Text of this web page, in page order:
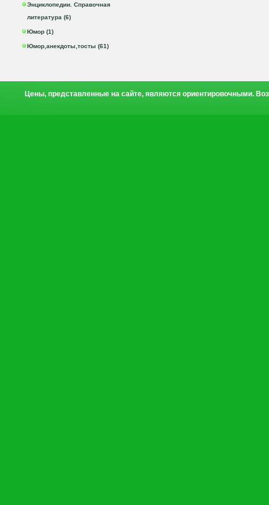
Энциклопедии. Справочная
литература (6)
Юмор (1)
Юмор,анекдоты,тосты (61)
Цены, представленные на сайте, являются ориентировочными.